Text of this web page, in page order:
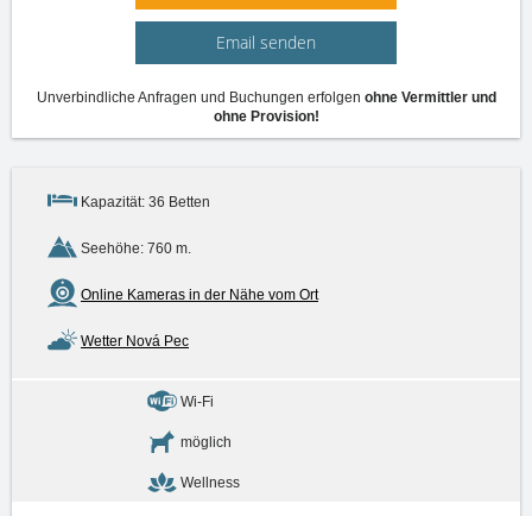
Email senden
Unverbindliche Anfragen und Buchungen erfolgen ohne Vermittler und
ohne Provision!
Kapazität: 36 Betten
Seehöhe: 760 m.
Online Kameras in der Nähe vom Ort
Wetter Nová Pec
Wi-Fi
möglich
Wellness